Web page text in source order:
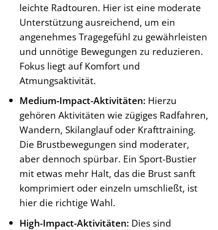
leichte Radtouren. Hier ist eine moderate
Unterstützung ausreichend, um ein
angenehmes Tragegefühl zu gewährleisten
und unnötige Bewegungen zu reduzieren.
Fokus liegt auf Komfort und
Atmungsaktivität.
Medium-Impact-Aktivitäten: Hierzu
gehören Aktivitäten wie zügiges Radfahren,
Wandern, Skilanglauf oder Krafttraining.
Die Brustbewegungen sind moderater,
aber dennoch spürbar. Ein Sport-Bustier
mit etwas mehr Halt, das die Brust sanft
komprimiert oder einzeln umschließt, ist
hier die richtige Wahl.
High-Impact-Aktivitäten: Dies sind